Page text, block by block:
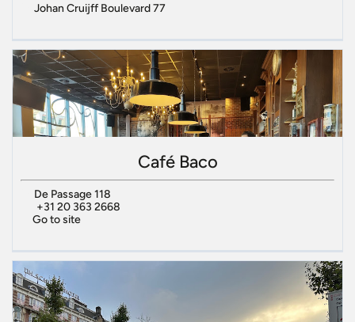
Johan Cruijff Boulevard 77
Café Baco
De Passage 118
+31 20 363 2668
Go to site